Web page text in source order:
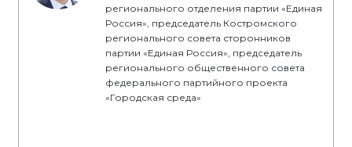
регионального отделения партии «Единая
Россия», председатель Костромского
регионального совета сторонников
партии «Единая Россия», председатель
регионального общественного совета
федерального партийного проекта
«Городская среда»